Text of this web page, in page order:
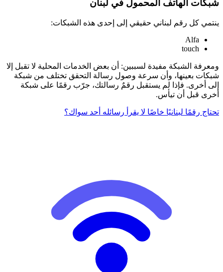
شبكات الهاتف المحمول في لبنان
ينتمي كل رقم لبناني حقيقي إلى إحدى هذه الشبكات:
Alfa
touch
ومعرفة الشبكة مفيدة لسببين: أن بعض الخدمات المحلية لا تقبل إلا
شبكات بعينها، وأن سرعة وصول رسالة التحقق تختلف من شبكة
إلى أخرى. فإذا لم يستقبل رقمٌ رسالتك، جرّب رقمًا على شبكة
أخرى قبل أن تيأس.
تحتاج رقمًا لبنانيًا خاصًا لا يقرأ رسائله أحد سواك؟